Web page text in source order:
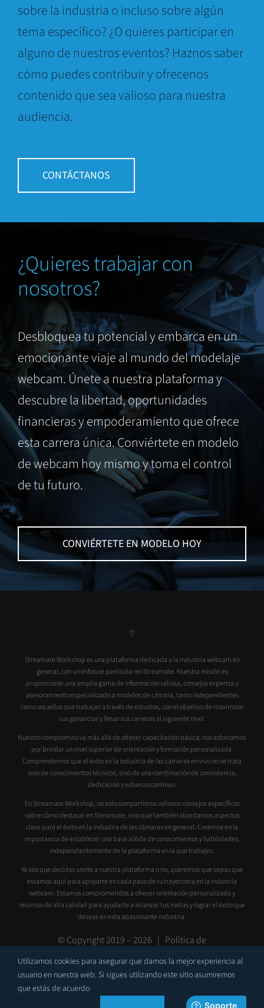
sobre la industria o incluso sobre algún
tema específico? ¿O quieres participar en
alguno de nuestros eventos? Haznos saber
cómo puedes contribuir y ofrecenos
contenido que sea valioso para nuestra
audiencia.
CONTÁCTANOS
¿Quieres trabajar con
nosotros?
Desbloquea tu potencial y embarca en un
emocionante viaje al mundo del modelaje
webcam. Únete a nuestra plataforma y
descubre la libertad, oportunidades
financieras y empoderamiento que ofrece
esta carrera única. Conviértete en modelo
de webcam hoy mismo y toma el control
de tu futuro.
CONVIÉRTETE EN MODELO HOY
Streamate Workshop es una plataforma dedicada a la industria webcam en
general, con un enfoque particular en Streamate. Nuestra misión es
proporcionar una amplia gama de información valiosa, consejos expertos y
asesoramiento especializado a modelos de cámara, tanto independientes
como aquellos que trabajan a través de estudios, con el objetivo de maximizar
sus ganancias y llevar sus carreras al siguiente nivel.
Nuestro compromiso va más allá de ofrecer capacitación básica; nos esforzamos
por brindar un nivel superior de orientación y formación personalizada.
Comprendemos que el éxito en la industria de las cámaras en vivo no se trata
solo de conocimientos técnicos, sino de una combinación de consistencia,
dedicación y esfuerzo continuo.
En Streamate Workshop, no solo compartimos valiosos consejos específicos
sobre cómo destacar en Streamate, sino que también abordamos aspectos
clave para el éxito en la industria de las cámaras en general. Creemos en la
importancia de establecer una base sólida de conocimientos y habilidades,
independientemente de la plataforma en la que trabajes.
Ya sea que decidas unirte a nuestra plataforma o no, queremos que sepas que
estamos aquí para apoyarte en cada paso de tu trayectoria en la industria
webcam. Estamos comprometidos a ofrecer orientación personalizada y
recursos de alta calidad para ayudarte a alcanzar tus metas y lograr el éxito que
deseas en esta apasionante industria.
© Copyright 2019 –2026 | Política de
privacidad
Contacto Soporte
Utilizamos cookies para asegurar que damos la mejor experiencia al
usuario en nuestra web. Si sigues utilizando este sitio asumiremos
que estás de acuerdo